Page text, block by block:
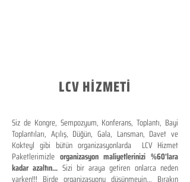
LCV HİZMETİ
Siz de Kongre, Sempozyum, Konferans, Toplantı, Bayi
Toplantıları, Açılış, Düğün, Gala, Lansman, Davet ve
Kokteyl gibi bütün organizasyonlarda LCV Hizmet
Paketlerimizle organizasyon maliyetlerinizi %60'lara
kadar azaltın... Sizi bir araya getiren onlarca neden
varken!!! Birde organizasyonu düşünmeyin... Bırakın